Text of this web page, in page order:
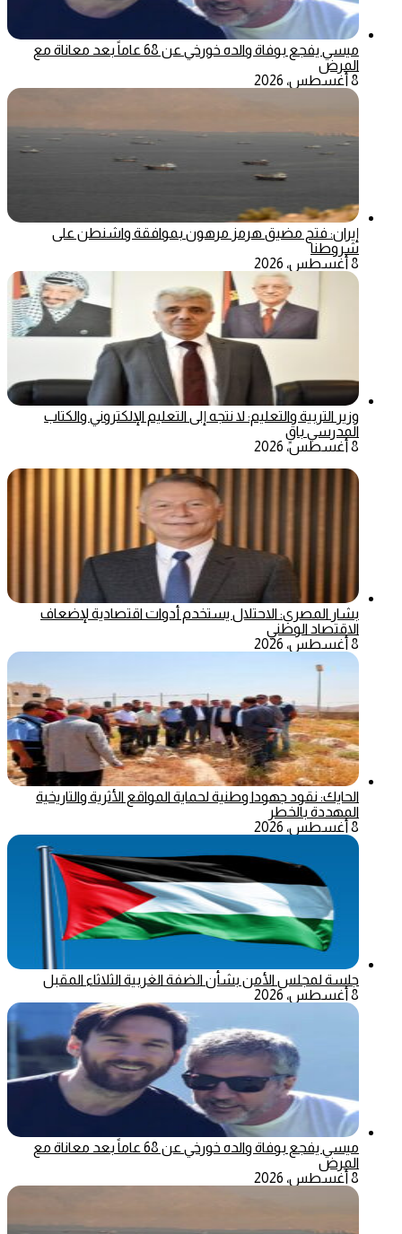
ميسي يفجع بوفاة والده خورخي عن 68 عاماً بعد معاناة مع
المرض
8 أغسطس، 2026
إيران: فتح مضيق هرمز مرهون بموافقة واشنطن على
شروطنا
8 أغسطس، 2026
وزير التربية والتعليم: لا نتجه إلى التعليم الإلكتروني والكتاب
المدرسي باقٍ
8 أغسطس، 2026
بشار المصري: الاحتلال يستخدم أدوات اقتصادية لإضعاف
الاقتصاد الوطني
8 أغسطس، 2026
الحايك: نقود جهودا وطنية لحماية المواقع الأثرية والتاريخية
المهددة بالخطر
8 أغسطس، 2026
جلسة لمجلس الأمن بشأن الضفة الغربية الثلاثاء المقبل
8 أغسطس، 2026
ميسي يفجع بوفاة والده خورخي عن 68 عاماً بعد معاناة مع
المرض
8 أغسطس، 2026